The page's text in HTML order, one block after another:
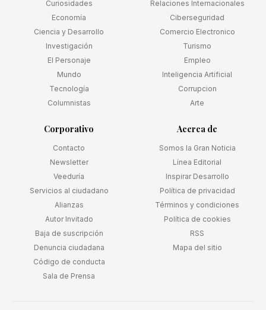
Curiosidades
Economía
Ciencia y Desarrollo
Investigación
El Personaje
Mundo
Tecnología
Columnistas
Relaciones Internacionales
Ciberseguridad
Comercio Electronico
Turismo
Empleo
Inteligencia Artificial
Corrupcion
Arte
Corporativo
Contacto
Newsletter
Veeduría
Servicios al ciudadano
Alianzas
Autor Invitado
Baja de suscripción
Denuncia ciudadana
Código de conducta
Sala de Prensa
Acerca de
Somos la Gran Noticia
Línea Editorial
Inspirar Desarrollo
Política de privacidad
Términos y condiciones
Política de cookies
RSS
Mapa del sitio